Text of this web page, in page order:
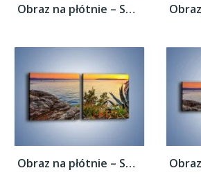
Obraz na płótnie – Spokojna tafla wody –...
Obraz na płótnie – Spokojna tafla wody –...